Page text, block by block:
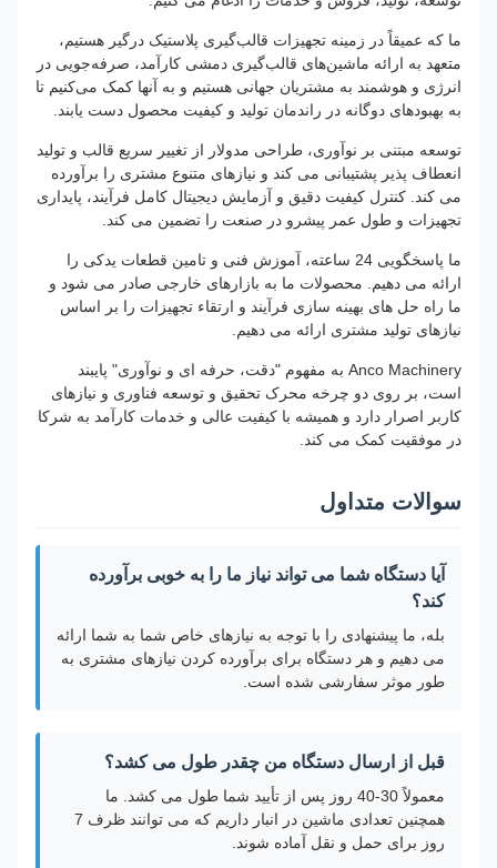
ما که عمیقاً در زمینه تجهیزات قالب‌گیری پلاستیک درگیر هستیم،
متعهد به ارائه ماشین‌های قالب‌گیری دمشی کارآمد، صرفه‌جویی در
انرژی و هوشمند به مشتریان جهانی هستیم و به آنها کمک می‌کنیم تا
به بهبودهای دوگانه در راندمان تولید و کیفیت محصول دست یابند.
توسعه مبتنی بر نوآوری، طراحی مدولار از تغییر سریع قالب و تولید
انعطاف پذیر پشتیبانی می کند و نیازهای متنوع مشتری را برآورده
می کند. کنترل کیفیت دقیق و آزمایش دیجیتال کامل فرآیند، پایداری
تجهیزات و طول عمر پیشرو در صنعت را تضمین می کند.
ما پاسخگویی 24 ساعته، آموزش فنی و تامین قطعات یدکی را
ارائه می دهیم. محصولات ما به بازارهای خارجی صادر می شود و
ما راه حل های بهینه سازی فرآیند و ارتقاء تجهیزات را بر اساس
نیازهای تولید مشتری ارائه می دهیم.
Anco Machinery به مفهوم "دقت، حرفه ای و نوآوری" پایبند
است، بر روی دو چرخه محرک تحقیق و توسعه فناوری و نیازهای
کاربر اصرار دارد و همیشه با کیفیت عالی و خدمات کارآمد به شرکا
در موفقیت کمک می کند.
سوالات متداول
آیا دستگاه شما می تواند نیاز ما را به خوبی برآورده
بله، ما پیشنهادی را با توجه به نیازهای خاص شما به شما ارائه
می دهیم و هر دستگاه برای برآورده کردن نیازهای مشتری به
طور موثر سفارشی شده است.
قبل از ارسال دستگاه من چقدر طول می کشد؟
معمولاً 30-40 روز پس از تأیید شما طول می کشد. ما
همچنین تعدادی ماشین در انبار داریم که می توانند ظرف 7
روز برای حمل و نقل آماده شوند.